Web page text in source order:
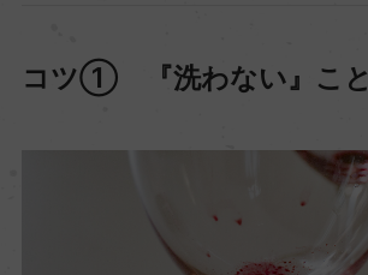
コツ① 『洗わない』こと